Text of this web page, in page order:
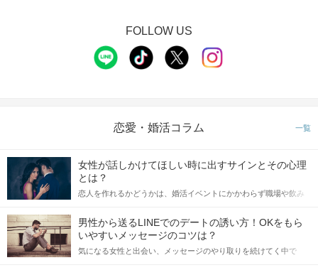
FOLLOW US
恋愛・婚活コラム 一覧
女性が話しかけてほしい時に出すサインとその心理
とは？
恋人を作れるかどうかは、婚活イベントにかかわらず職場や飲み
てアプローチできるかにも左右されます。 これから恋人作りを本
格的に始めようとしている方は、女性が異性を求めて出すサイン
をしっかりと理解し、正しい行動に移せるかどうかが重要。 この
記事では、女性が話しかけて欲しい時に出すサインとその心理を
男性から送るLINEでのデートの誘い方！OKをもら
いやすいメッセージのコツは？
気になる女性と出会い、メッセージのやり取りを続けてく中で